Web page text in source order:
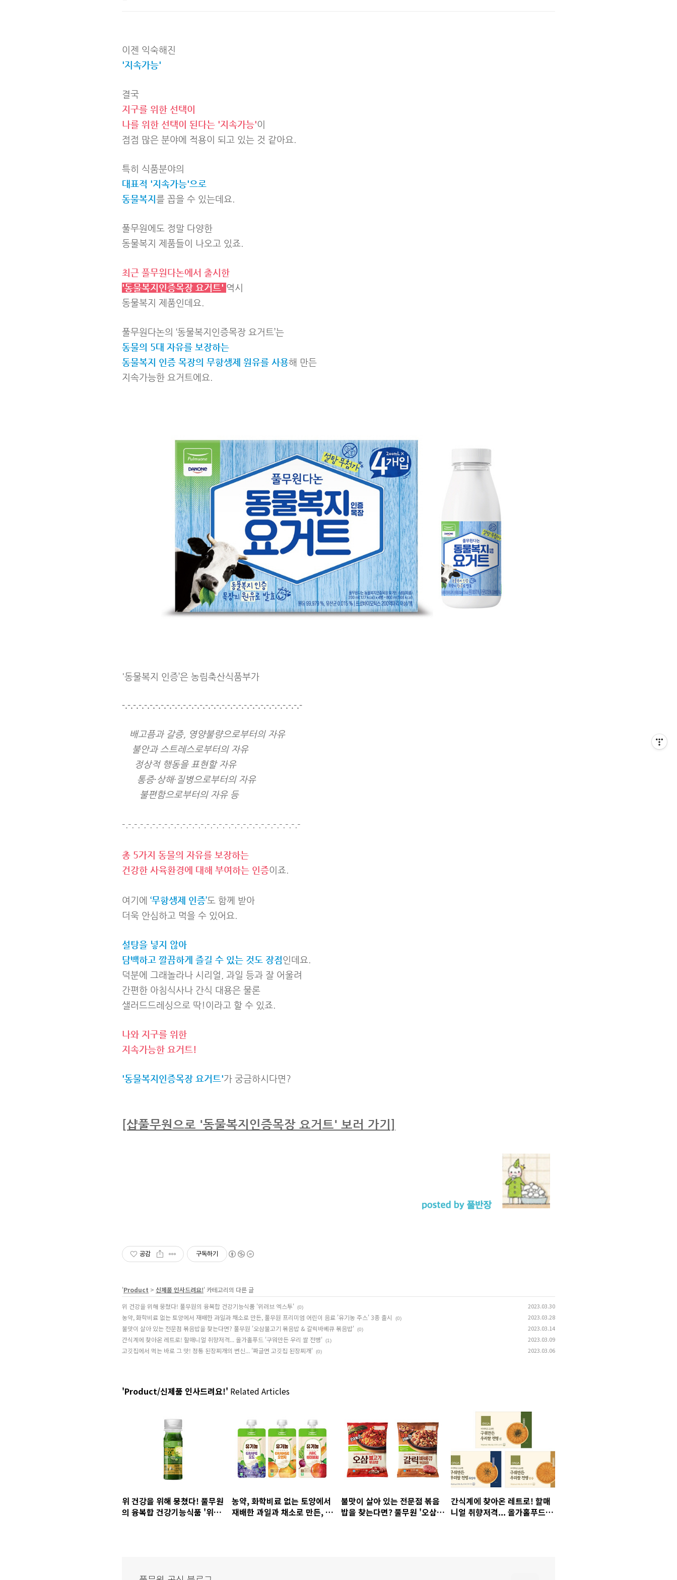
이젠 익숙해진
'지속가능'
결국
지구를 위한 선택이
나를 위한 선택이 된다는 '지속가능'이
점점 많은 분야에 적용이 되고 있는 것 같아요.
특히 식품분야의
대표적 '지속가능'으로
동물복지 를 꼽을 수 있는데요.
풀무원에도 정말 다양한
동물복지 제품들이 나오고 있죠.
최근 풀무원다논에서 출시한
'동물복지인증목장 요거트' 역시
동물복지 제품인데요.
풀무원다논의 ‘동물복지인증목장 요거트’는
동물의 5대 자유를 보장하는
동물복지 인증 목장의 무항생제 원유를 사용해 만든
지속가능한 요거트에요.
'동물복지 인증’은 농림축산식품부가
-.-.-.-.-.-.-.-.-.-.-.-.-.-.-.-.-.-.-.-.-.-.-.-.-.-.-.-.-.-.-.-.-
배고픔과 갈증, 영양불량으로부터의 자유
불안과 스트레스로부터의 자유
정상적 행동을 표현할 자유
통증∙상해∙질병으로부터의 자유
불편함으로부터의 자유 등
-.-.-.-.-.-.-.-.-.-.-.-.-.-.-.-.-.-.-.-.-.-.-.-.-.-.-.-.-.-
총 5가지 동물의 자유를 보장하는
건강한 사육환경에 대해 부여하는 인증이죠.
여기에 ‘무항생제 인증’도 함께 받아
더욱 안심하고 먹을 수 있어요.
설탕을 넣지 않아
담백하고 깔끔하게 즐길 수 있는 것도 장점인데요.
덕분에 그래놀라나 시리얼, 과일 등과 잘 어울려
간편한 아침식사나 간식 대용은 물론
샐러드드레싱으로 딱!이라고 할 수 있죠.
나와 지구를 위한
지속가능한 요거트!
'동물복지인증목장 요거트'가 궁금하시다면?
[샵풀무원으로 '동물복지인증목장 요거트' 보러 가기]
공감 구독하기
'Product > 신제품 인사드려요!' 카테고리의 다른 글
위 건강을 위해 뭉쳤다! 풀무원의 융복합 건강기능식품 '위러브 엑스투'
(0) 2023.03.30
농약, 화학비료 없는 토양에서 재배한 과일과 채소로 만든, 풀무원 프리미엄 어린이 음료 '유기농 주스' 3종 출시 (0) 2023.03.28
불맛이 살아 있는 전문점 볶음밥을 찾는다면? 풀무원 '오삼불고기 볶음밥 & 갈릭바베큐 볶음밥' (0) 2023.03.14
간식계에 찾아온 레트로! 할매니얼 취향저격... 올가홀푸드 '구워만든 우리 쌀 전병' (1) 2023.03.09
고깃집에서 먹는 바로 그 맛! 정통 된장찌개의 변신... '짜글면 고깃집 된장찌개' (0) 2023.03.06
'Product/신제품 인사드려요!' Related Articles
위 건강을 위해 뭉쳤다! 풀무원
의 융복합 건강기능식품 '위러
농약, 화학비료 없는 토양에서
재배한 과일과 채소로 만든, 풀
불맛이 살아 있는 전문점 볶음
밥을 찾는다면? 풀무원 '오삼불
간식계에 찾아온 레트로! 할매
니얼 취향저격... 올가홀푸드